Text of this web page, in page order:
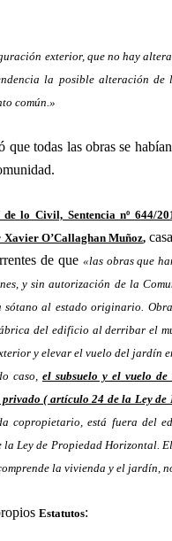
exterior, que no hay
la posible alteración de
común.»
que todas las obras se
lo Civil, Sentencia nº 644/
Xavier O’Callaghan Muñoz,
de que «las obras que
y sin autorización de la
al estado originario.
del edificio al derribar el
y elevar el vuelo del jardín
caso, el subsuelo y el vuelo
( artículo 24 de la Ley de
copropietario, está fuera del
Ley de Propiedad Horizontal.
la vivienda y el jardín,
Estatutos: